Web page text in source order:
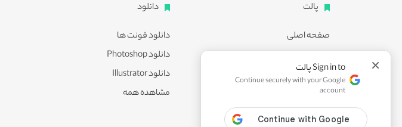
پالت
صفحه اصلی
اشتراک ویژه
پشتیبانی
همکاری با ما
دانلود
دانلود فونت ها
دانلود Photoshop
دانلود Illustrator
مشاهده همه
× Sign in to پالت
Continue securely with your Google
account